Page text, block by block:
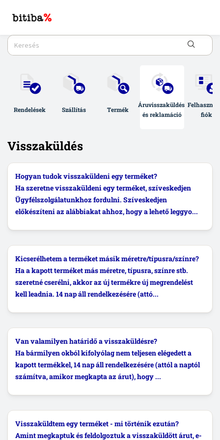
Rendelések Szállítás Termék
Áruvisszaküldés
és reklamáció
fiók
Visszaküldés
Hogyan tudok visszaküldeni egy terméket?
Ha szeretne visszaküldeni egy terméket, szíveskedjen
Ügyfélszolgálatunkhoz fordulni. Szíveskedjen
előkészíteni az alábbiakat ahhoz, hogy a lehető leggyo...
Kicserélhetem a terméket másik méretre/típusra/színre?
Ha a kapott terméket más méretre, típusra, színre stb.
szeretné cserélni, akkor az új termékre új megrendelést
kell leadnia. 14 nap áll rendelkezésére (attó...
Van valamilyen határidő a visszaküldésre?
Ha bármilyen okból kifolyólag nem teljesen elégedett a
kapott termékkel, 14 nap áll rendelkezésére (attól a naptól
számítva, amikor megkapta az árut), hogy ...
Visszaküldtem egy terméket - mi történik ezután?
Amint megkaptuk és feldolgoztuk a visszaküldött árut, e-